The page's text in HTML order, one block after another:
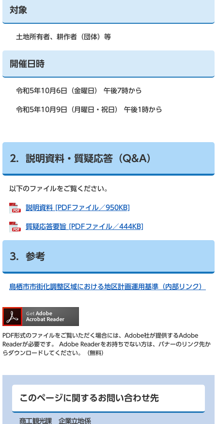
対象
土地所有者、耕作者（団体）等
開催日時
令和5年10月6日（金曜日） 午後7時から
令和5年10月9日（月曜日・祝日） 午後1時から
2．説明資料・質疑応答（Q&A）
以下のファイルをご覧ください。
説明資料 [PDFファイル／950KB]
質疑応答要旨 [PDFファイル／444KB]
3．参考
鳥栖市市街化調整区域における地区計画運用基準（内部リンク）
PDF形式のファイルをご覧いただく場合には、Adobe社が提供するAdobe
Readerが必要です。
Adobe Readerをお持ちでない方は、バナーのリンク先か
らダウンロードしてください。（無料）
このページに関するお問い合わせ先
商工観光課 企業立地係